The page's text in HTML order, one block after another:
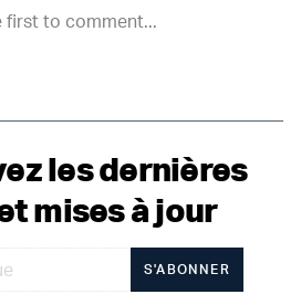
les dernières
mises à jour
S'ABONNER